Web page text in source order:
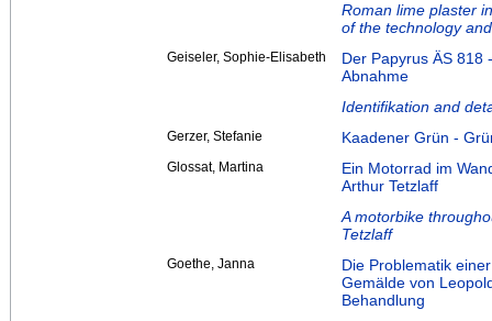
Roman lime plaster
of the technology
Geiseler, Sophie-Elisabeth
Der Papyrus ÄS 818
Abnahme
Identifikation and
Gerzer, Stefanie Kaadener Grün -
Glossat, Martina
Ein Motorrad im
Arthur Tetzlaff
A motorbike
Tetzlaff
Goethe, Janna
Die Problematik
Gemälde von
Behandlung